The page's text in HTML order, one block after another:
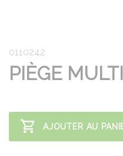
0110242
PIÈGE
AJOUTER AU